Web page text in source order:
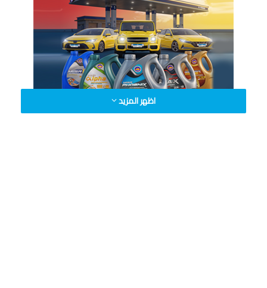
اظهر المزيد